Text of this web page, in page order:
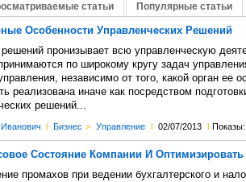
статьи Популярные статьи
Особенности Управленческих Решений
решений пронизывает всю управленческую
по широкому кругу задач
независимо от того, какой орган ее
реализована иначе как посредством
решений...
l Бизнес > Управление l 02/07/2013 l Показы:
Состояние Компании И Оптимизировать
промахов при ведении бухгалтерского и